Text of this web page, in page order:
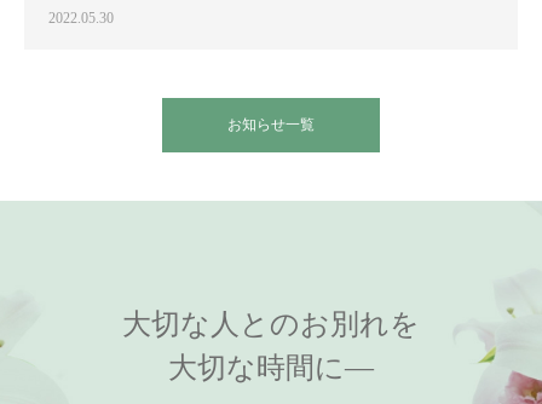
2022.05.30
お知らせ一覧
大切な人とのお別れを
大切な時間に—